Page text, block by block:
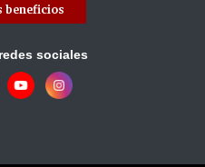
beneficios
sociales